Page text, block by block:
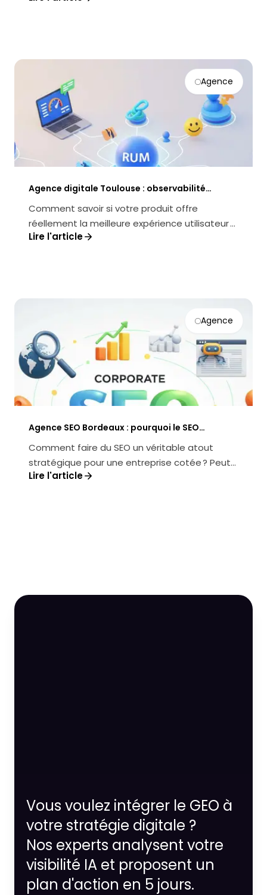
Agence
Agence digitale Toulouse : observabilité
produit (RUM) pour piloter UX, perf et
conversion
Comment savoir si votre produit offre
réellement la meilleure expérience utilisateur ?
Comment transformer la performanc...
Lire l'article
Agence
Agence SEO Bordeaux : pourquoi le SEO
corporate est la clé des entreprises cotées
Comment faire du SEO un véritable atout
stratégique pour une entreprise cotée ? Peut-
on transformer la visibilité en lig...
Lire l'article
Vous voulez intégrer le GEO à
votre stratégie digitale ?
Nos experts analysent votre
visibilité IA et proposent un
plan d'action en 5 jours.